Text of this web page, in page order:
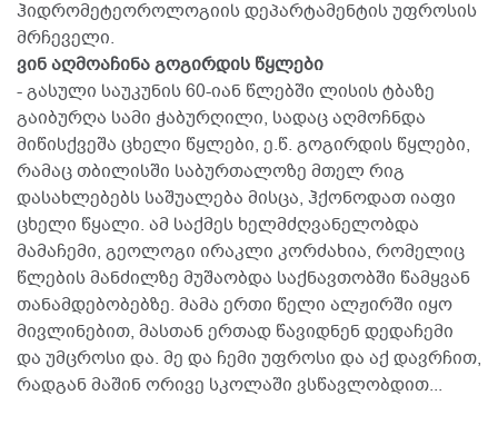
ჰიდრომეტეოროლოგიის დეპარტამენტის უფროსის
მრჩეველი.
ვინ აღმოაჩინა გოგირდის წყლები
- გასული საუკუნის 60-იან წლებში ლისის ტბაზე
გაიბურღა სამი ჭაბურღილი, სადაც აღმოჩნდა
მიწისქვეშა ცხელი წყლები, ე.წ. გოგირდის წყლები,
რამაც თბილისში საბურთალოზე მთელ რიგ
დასახლებებს საშუალება მისცა, ჰქონოდათ იაფი
ცხელი წყალი. ამ საქმეს ხელმძღვანელობდა
მამაჩემი, გეოლოგი ირაკლი კორძახია, რომელიც
წლების მანძილზე მუშაობდა საქნავთობში წამყვან
თანამდებობებზე. მამა ერთი წელი ალჟირში იყო
მივლინებით, მასთან ერთად წავიდნენ დედაჩემი
და უმცროსი და. მე და ჩემი უფროსი და აქ დავრჩით,
რადგან მაშინ ორივე სკოლაში ვსწავლობდით...